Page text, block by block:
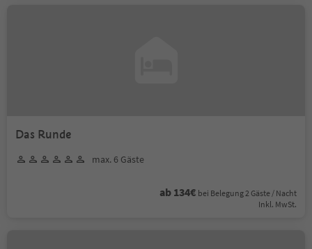
Das Runde
max. 6 Gäste
ab 134€ bei Belegung 2 Gäste / Nacht
Inkl. MwSt.